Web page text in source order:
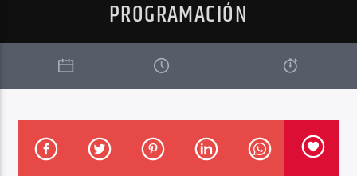
CLOSER (TODD TERRY REMIX) (FEAT JEDD
PROGRAMACIÓN